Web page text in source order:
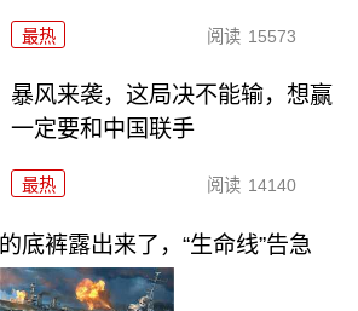
最热 阅读 15573
暴风来袭，这局决不能输，想赢
一定要和中国联手
最热 阅读 14140
底裤露出来了，“生命线”告急